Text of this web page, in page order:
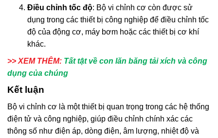
Điều chỉnh tốc độ: Bộ vi chỉnh cơ còn được sử
dụng trong các thiết bị công nghiệp để điều chỉnh tốc
độ của động cơ, máy bơm hoặc các thiết bị cơ khí
khác.
>> XEM THÊM: Tất tật về con lăn băng tải xích và công
dụng của chúng
Kết luận
Bộ vi chỉnh cơ là một thiết bị quan trọng trong các hệ thống
điện tử và công nghiệp, giúp điều chỉnh chính xác các
thông số như điện áp, dòng điện, âm lượng, nhiệt độ và